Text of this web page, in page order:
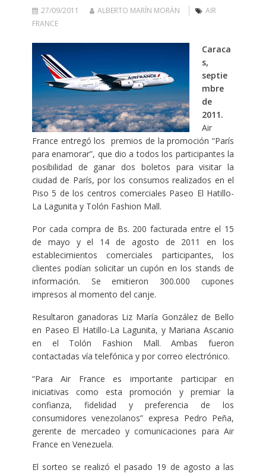
27/09/2011 ALBERTO MARÍN MORÁN
AIR
FRANCE
Caraca
s,
septie
mbre
de
2011.
Air
France entregó los premios de la promoción “París
para enamorar”, que dio a todos los participantes la
posibilidad de ganar dos boletos para visitar la
ciudad de París, por los consumos realizados en el
Piso 5 de los centros comerciales Paseo El Hatillo-
La Lagunita y Tolón Fashion Mall.
Por cada compra de Bs. 200 facturada entre el 15
de mayo y el 14 de agosto de 2011 en los
establecimientos comerciales participantes, los
clientes podían solicitar un cupón en los stands de
información. Se emitieron 300.000 cupones
impresos al momento del canje.
Resultaron ganadoras Liz María González de Bello
en Paseo El Hatillo-La Lagunita, y Mariana Ascanio
en el Tolón Fashion Mall. Ambas fueron
contactadas vía telefónica y por correo electrónico.
“Para Air France es importante participar en
iniciativas como esta promoción y premiar la
confianza, fidelidad y preferencia de los
consumidores venezolanos” expresa Pedro Peña,
gerente de mercadeo y comunicaciones para Air
France en Venezuela.
El sorteo se realizó el pasado 19 de agosto a las